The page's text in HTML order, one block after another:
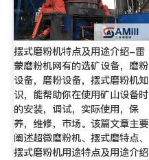
摆式磨粉机特点及用途介绍-雷
蒙磨粉机网有的选矿设备，磨粉
设备，磨粉设备，摆式磨粉机知
识，能帮助你在使用矿山设备时
的安装，调试，实际使用，保
养，维修，市场。该篇文章主要
阐述超微磨粉机、摆式磨特点、
摆式磨粉机用途特点及用途介绍